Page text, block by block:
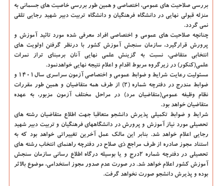
بررسی صلاحیت های عمومی، اختصاصی و همین طور بررسی خاصیت های جسمانی به
منزله قبولی نهایی در دانشگاه فرهنگیان و دانشگاه تربیت دبیر شهید رجایی تلقی
نمی گردد.
چنانچه صلاحیت های عمومی و اختصاصی افراد معرفی شده مورد تائید آموزش و
پرورش قرارگیرد، سازمان سنجش آموزش کشور با درنظر گرفتن اولویت های
انتخابی متقاضی، نسبت به گزینش علمی نهایی آنان برمبنای تراز نمرات
علمی(کنکور) در زیرگروه مربوط اقدام و اعلام نتیجه نهایی خواهدنمود.
مسئولیت رعایت شرایط و ضوابط عمومی و اختصاصی آزمون سراسری سال۱۴۰۱ و
ضوابط مندرج در دفترچه شماره (۲) از طرف همه متقاضیان و همین طور مقررات
نظام وظیفه عمومی(متقاضیان مرد) در مراحل مختلف آزمون مزبور، به عهده
متقاضیان خواهد بود.
شرایط و ضوابط تکمیلی پذیرش دانشجو متعاقبا جهت اطلاع متقاضیان رشته های
تحصیلی مورد نیاز آموزش و پرورش در دانشگاههای فرهنگیان و تربیت دبیر شهید
رجایی اعلام خواهد شد. بنابر این مالک عمل آخرین تغییراتی خواهد بود که به
استناد مجوز صادره از طرف مراجع ذی صلاح در دفترچه راهنمای انتخاب رشته های
تحصیلی در دفترچه شماره ۲درج و یا بوسیله درگاه اطلاع رسانی سازمان سنجش
آموزش کشور اعلام خواهد شد. در صورت عدم صدور مجوز استخدامی، موضوع بالاثر
بوده و پذیرش دانشجو صورت نخواهد گرفت.